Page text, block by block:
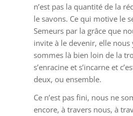
n’est pas la quantité de la
le savons. Ce qui motive le
Semeurs par la grâce que
invite à le devenir, elle
sommes là bien loin de la
s’enracine et s’incarne et
deux, ou ensemble.
Ce n’est pas fini, nous ne
encore, à travers nous, à